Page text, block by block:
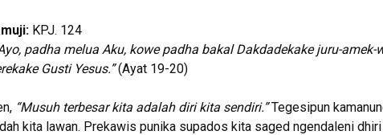
KPJ. 124
padha melua Aku, kowe padha bakal Dakdadekakejuru-amek-
Gusti Yesus.”(Ayat 19-20)
“Musuh terbesar kita adalah diri kita sendiri.”Tegesipun
kita lawan. Prekawis punika supados kita saged ngendaleni